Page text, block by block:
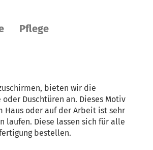
Pflege
bieten wir die
Duschtüren an. Dieses Motiv
Haus oder auf der Arbeit ist sehr
laufen. Diese lassen sich für alle
bestellen.